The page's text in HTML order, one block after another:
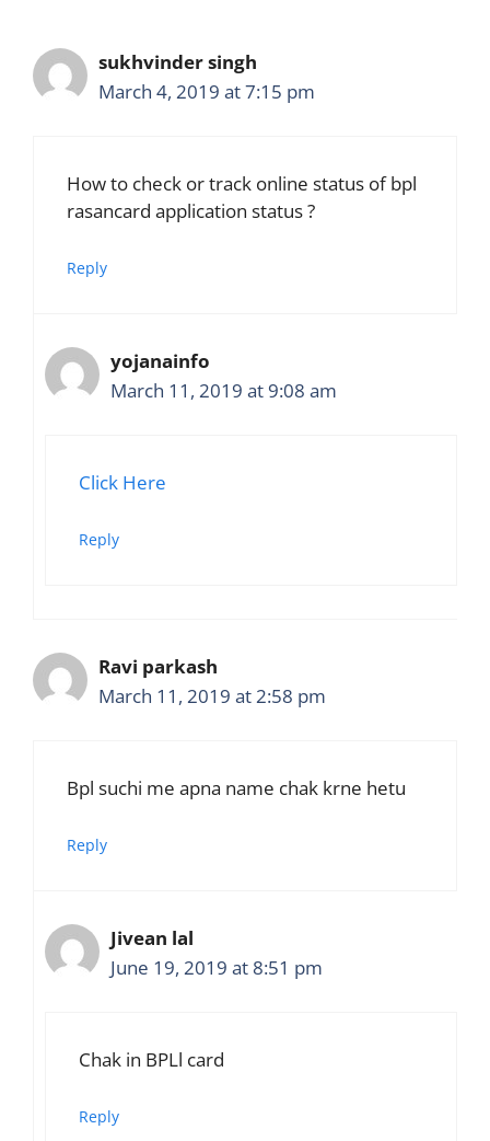
sukhvinder singh
March 4, 2019 at 7:15 pm
How to check or track online status of bpl
rasancard application status ?
Reply
yojanainfo
March 11, 2019 at 9:08 am
Click Here
Reply
Ravi parkash
March 11, 2019 at 2:58 pm
Bpl suchi me apna name chak krne hetu
Reply
Jivean lal
June 19, 2019 at 8:51 pm
Chak in BPLl card
Reply